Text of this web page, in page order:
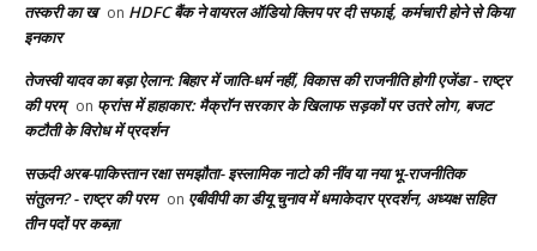
तस्करी का ख on HDFC बैंक ने वायरल ऑडियो क्लिप पर दी सफाई, कर्मचारी होने से किया
इनकार
तेजस्वी यादव का बड़ा ऐलान: बिहार में जाति-धर्म नहीं, विकास की राजनीति होगी एजेंडा - राष्ट्र
की परम् on फ्रांस में हाहाकार: मैक्रॉन सरकार के खिलाफ सड़कों पर उतरे लोग, बजट
कटौती के विरोध में प्रदर्शन
सऊदी अरब-पाकिस्तान रक्षा समझौता- इस्लामिक नाटो की नींव या नया भू-राजनीतिक
संतुलन? - राष्ट्र की परम on एबीवीपी का डीयू चुनाव में धमाकेदार प्रदर्शन, अध्यक्ष सहित
तीन पदों पर कब्ज़ा